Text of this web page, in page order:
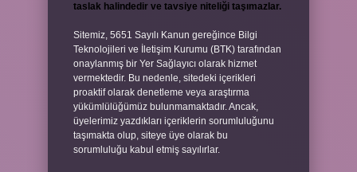
taslak halindedir ve tavsiye niteliği taşımazlar.
Sitemiz, 5651 Sayılı Kanun gereğince Bilgi
Teknolojileri ve İletişim Kurumu (BTK) tarafından
onaylanmış bir Yer Sağlayıcı olarak hizmet
vermektedir. Bu nedenle, sitedeki içerikleri
proaktif olarak denetleme veya araştırma
yükümlülüğümüz bulunmamaktadır. Ancak,
üyelerimiz yazdıkları içeriklerin sorumluluğunu
taşımakta olup, siteye üye olarak bu
sorumluluğu kabul etmiş sayılırlar.